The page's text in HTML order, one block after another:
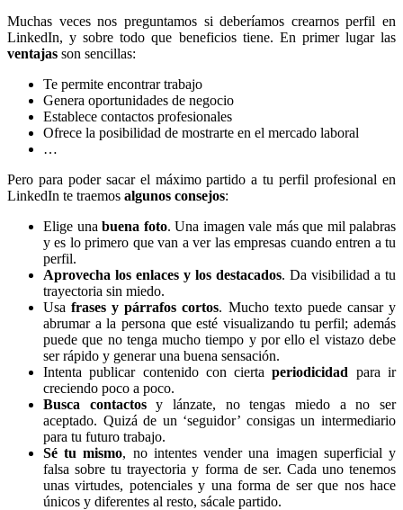
Muchas veces nos preguntamos si deberíamos crearnos perfil en
LinkedIn, y sobre todo que beneficios tiene. En primer lugar las
ventajas son sencillas:
Te permite encontrar trabajo
Genera oportunidades de negocio
Establece contactos profesionales
Ofrece la posibilidad de mostrarte en el mercado laboral
…
Pero para poder sacar el máximo partido a tu perfil profesional en
LinkedIn te traemos algunos consejos:
Elige una buena foto. Una imagen vale más que mil palabras
y es lo primero que van a ver las empresas cuando entren a tu
perfil.
Aprovecha los enlaces y los destacados. Da visibilidad a tu
trayectoria sin miedo.
Usafrases y párrafos cortos. Mucho texto puede cansar y
abrumar a la persona que esté visualizando tu perfil; además
puede que no tenga mucho tiempo y por ello el vistazo debe
ser rápido y generar una buena sensación.
Intenta publicar contenido con ciertaperiodicidad para ir
creciendo poco a poco.
Busca contactosy lánzate, no tengas miedo a no ser
aceptado. Quizá de un ‘seguidor’ consigas un intermediario
para tu futuro trabajo.
Sé tu mismo, no intentes vender una imagen superficial y
falsa sobre tu trayectoria y forma de ser. Cada uno tenemos
unas virtudes, potenciales y una forma de ser que nos hace
únicos y diferentes al resto, sácale partido.